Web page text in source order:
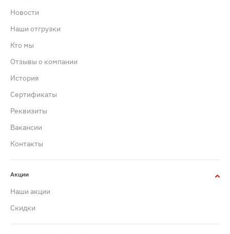
Новости
Наши отгрузки
Кто мы
Отзывы о компании
История
Сертификаты
Реквизиты
Вакансии
Контакты
Акции
Наши акции
Скидки